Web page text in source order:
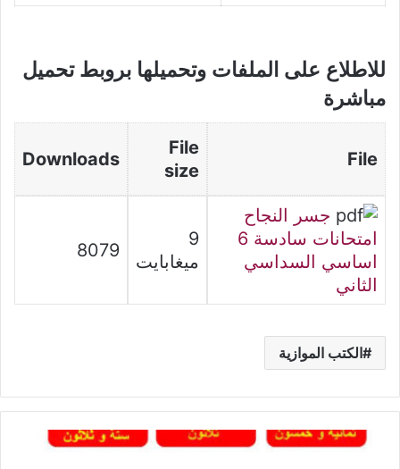
للاطلاع على الملفات وتحميلها بروبط تحميل
مباشرة
File
File
size
Downloads
جسر النجاح
امتحانات سادسة 6
اساسي السداسي
الثاني
9
ميغابايت
8079
الكتب الموازية
تمارين